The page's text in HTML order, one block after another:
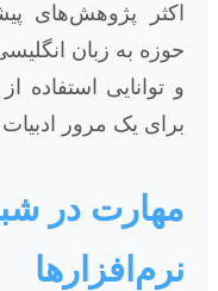
اکثر پژوهش‌های
حوزه به زبان
و توانایی استفاده
برای یک مرور
مهارت در
نرم‌افزارها